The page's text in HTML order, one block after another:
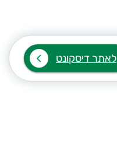
לאתר דיסקונט